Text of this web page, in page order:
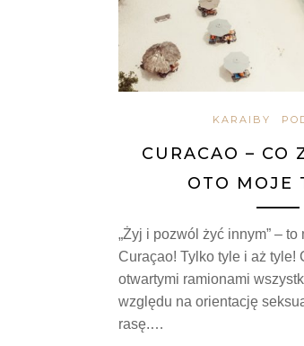
KARAIBY
CURACAO – CO
OTO MOJE
„Żyj i pozwól żyć innym” – to
Curaçao! Tylko tyle i aż tyle!
otwartymi ramionami
względu na orientację
rasę.…